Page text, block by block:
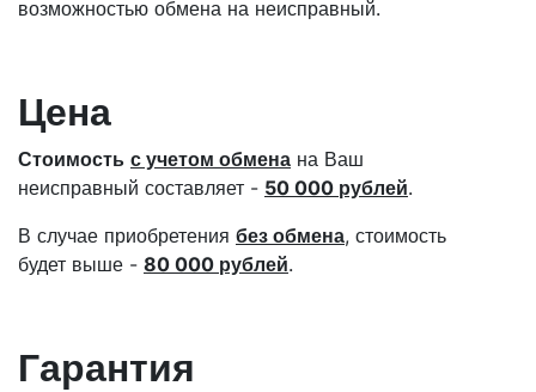
возможностью обмена на неисправный.
Цена
Стоимость с учетом обмена на Ваш
неисправный составляет - 50 000 рублей.
В случае приобретения без обмена, стоимость
будет выше - 80 000 рублей.
Гарантия